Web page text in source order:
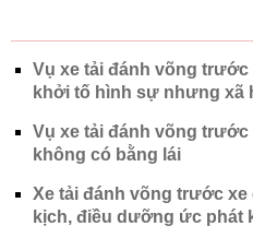
Vụ xe tải đánh võng
khởi tố hình sự nhưng xã
Vụ xe tải đánh võng trước
không có bằng lái
Xe tải đánh võng trước
kịch, điều dưỡng ức phát